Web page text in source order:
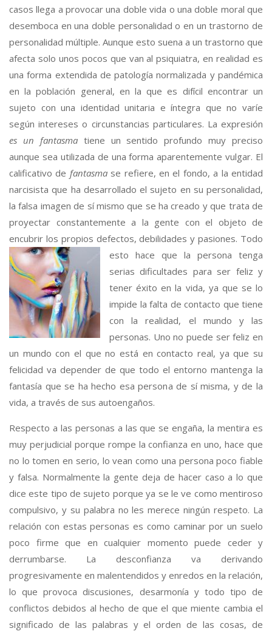
casos llega a provocar una doble vida o una doble moral que
desemboca en una doble personalidad o en un trastorno de
personalidad múltiple. Aunque esto suena a un trastorno que
afecta solo unos pocos que van al psiquiatra, en realidad es
una forma extendida de patología normalizada y pandémica
en la población general, en la que es difícil encontrar un
sujeto con una identidad unitaria e íntegra que no varíe
según intereses o circunstancias particulares. La expresión
es un fantasmatiene un sentido profundo muy preciso
aunque sea utilizada de una forma aparentemente vulgar. El
calificativo de fantasma se refiere, en el fondo, a la entidad
narcisista que ha desarrollado el sujeto en su personalidad,
la falsa imagen de sí mismo que se ha creado y que trata de
proyectar constantemente a la gente con el objeto de
encubrir los propios defectos, debilidades ypasiones. Todo
esto hace que la persona tenga
serias dificultades para ser feliz y
tener éxito en la vida, ya que se lo
impide la falta de contacto que tiene
con la realidad, el mundo y las
personas. Uno no puede ser feliz en
un mundo con el que no está en contacto real, ya que su
felicidad va depender de que todo el entorno mantenga la
fantasía que se ha hecho esa persona de sí misma, y de la
vida, a través de sus autoengaños.
Respecto a las personas a las que se engaña, la mentira es
muy perjudicial porque rompe la confianza en uno, hace que
no lo tomen en serio, lo vean como una persona poco fiable
y falsa. Normalmente la gente deja de hacer caso a lo que
dice este tipo de sujeto porque ya se le ve como mentiroso
compulsivo, y su palabra no les merece ningún respeto. La
relación con estas personas es como caminar por un suelo
poco firme que en cualquier momento puede ceder y
derrumbarse. La desconfianza va derivando
progresivamente en malentendidos y enredos en la relación,
lo que provoca discusiones, desarmonía y todo tipo de
conflictos debidos al hecho de que el que miente cambia el
significado de las palabras y el orden de las cosas, de